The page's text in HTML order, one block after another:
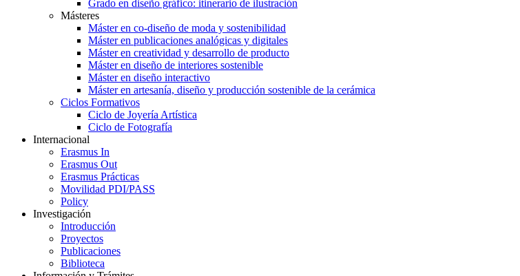
Grado en diseño gráfico: itinerario de ilustración
Másteres
Máster en co-diseño de moda y sostenibilidad
Máster en publicaciones analógicas y digitales
Máster en creatividad y desarrollo de producto
Máster en diseño de interiores sostenible
Máster en diseño interactivo
Máster en artesanía, diseño y producción sostenible de la cerámica
Ciclos Formativos
Ciclo de Joyería Artística
Ciclo de Fotografía
Internacional
Erasmus In
Erasmus Out
Erasmus Prácticas
Movilidad PDI/PASS
Policy
Investigación
Introducción
Proyectos
Publicaciones
Biblioteca